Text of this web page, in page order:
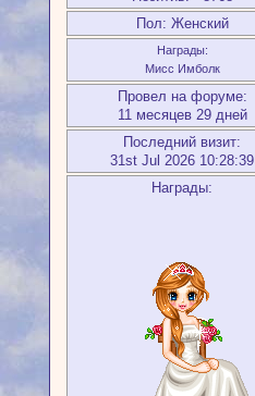
Пол: Женский
Награды:
Мисс Имболк
Провел на форуме:
11 месяцев 29 дней
Последний визит:
31st Jul 2026 10:28:39
Награды: